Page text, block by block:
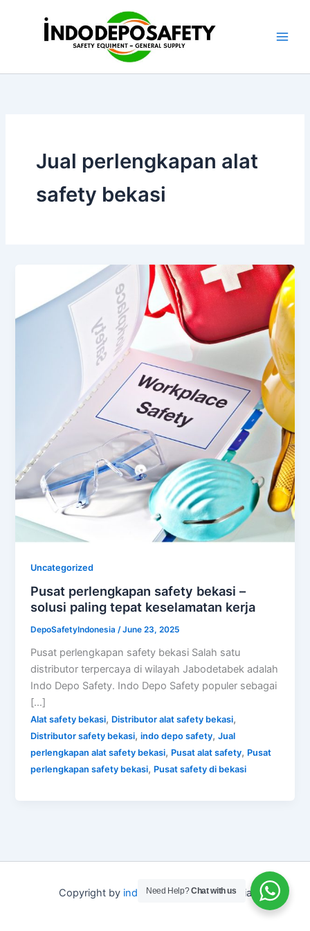
Jual perlengkapan alat
safety bekasi
Uncategorized
Pusat perlengkapan safety bekasi –
solusi paling tepat keselamatan kerja
DepoSafetyIndonesia/June 23, 2025
Pusat perlengkapan safety bekasi Salah satu
distributor terpercaya di wilayah Jabodetabek adalah
Indo Depo Safety. Indo Depo Safety populer sebagai
[…]
Alat safety bekasi, Distributor alat safety bekasi,
Distributor safety bekasi,indo depo safety,Jual
perlengkapan alat safety bekasi, Pusat alat safety, Pusat
perlengkapan safety bekasi, Pusat safety di bekasi
Copyright by indo depo safetyIndonesia
Need Help?Chat with us